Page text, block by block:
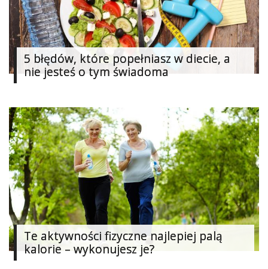
5 błędów, które popełniasz w diecie, a
nie jesteś o tym świadoma
Te aktywności fizyczne najlepiej palą
kalorie – wykonujesz je?